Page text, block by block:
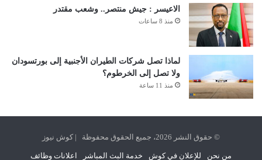
الاعيسر : جيش منتصر.. وشعب مقتدر
منذ 8 ساعات
لماذا تصل شركات الطيران الأجنبية إلى بورتسودان
ولا تصل إلى الخرطوم؟
منذ 11 ساعة
© حقوق النشر 2026، جميع الحقوق محفوظة | كوش نيوز
من نحن للإعلان في كوش خدمة البث المباشر اعلانات وظائف